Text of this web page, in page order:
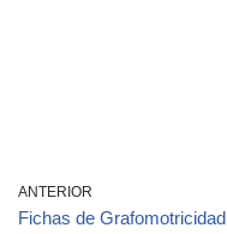
ANTERIOR
Fichas de Grafomotricidad